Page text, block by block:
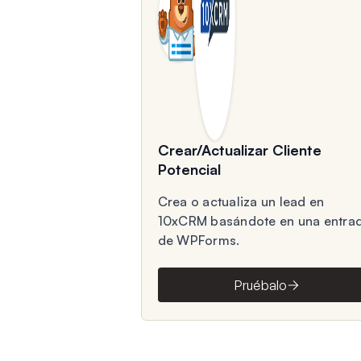
Crear/Actualizar Cliente
Potencial
Crea o actualiza un lead en
10xCRM basándote en una
de WPForms.
Pruébalo